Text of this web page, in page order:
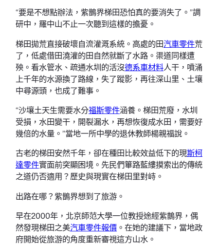
“要是不想點辦法，紫鵲界梯田恐怕真的要消失了。”調
研中，羅中山不止一次聽到這樣的擔憂。
梯田拋荒直接破壞自流灌溉系統。高處的田汽車零件荒
了，低處借田澆灌的田自然就斷了水路。渠道同樣遭
殃。看水管水、疏通水圳的活沒德系車材料人干，噴涌
上千年的水源換了路線，失了蹤影，再往深山里、土壤
中尋源頭，也成了難事。
“沙壤土天生需要水分福斯零件涵養。梯田荒廢，水圳
受損，水田變干，開裂漏水，再想恢復成水田，需要好
幾倍的水量。”當地一所中學的退休教師楊親福說。
古老的梯田安然千年，卻在種田比較效益低下的現斯柯
達零件實面前突顯困境。先民們篳路藍縷摸索出的傳統
之道仍否適用？歷史與現實在梯田里對峙。
出路在哪？紫鵲界想到了旅游。
早在2000年，北京師范大學一位教授途經紫鵲界，偶
然發現梯田之美汽車零件報價 。在她的建議下，當地政
府開始從旅游的角度重新審視這方山水。